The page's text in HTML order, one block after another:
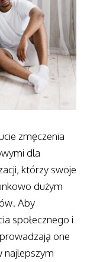
zmęczenia
dla
którzy swoje
dużym
Aby
społecznego i
one
najlepszym